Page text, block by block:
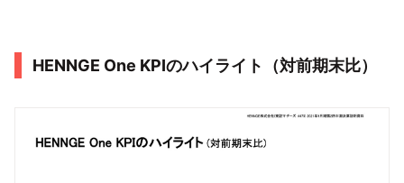
HENNGE One KPIのハイライト（対前期末比）